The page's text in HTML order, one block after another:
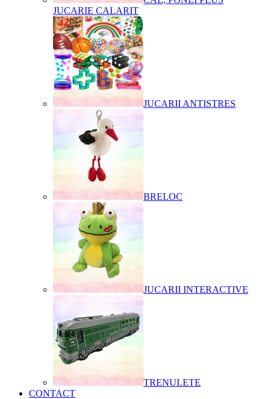
JUCARIE CALARIT
JUCARII ANTISTRES
BRELOC
JUCARII INTERACTIVE
TRENULETE
CONTACT